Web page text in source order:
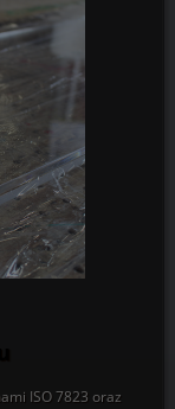
ISO 7823 oraz